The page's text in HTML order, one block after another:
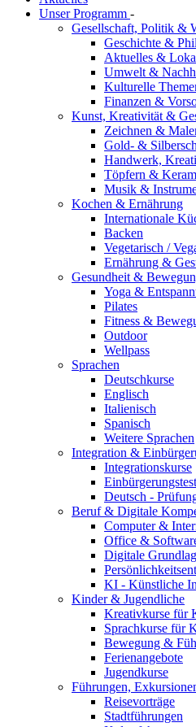
Unser Programm -
Gesellschaft, Politik &
Geschichte &
Aktuelles &
Umwelt &
Kulturelle
Finanzen &
Kunst, Kreativität &
Zeichnen &
Gold- &
Handwerk,
Töpfern &
Musik &
Kochen & Ernährung
Internationale
Backen
Vegetarisch /
Ernährung &
Gesundheit &
Yoga &
Pilates
Fitness &
Outdoor
Wellpass
Sprachen
Deutschkurse
Englisch
Italienisch
Spanisch
Weitere Sprachen
Integration &
Integrationskurse
Einbürgerungstest
Deutsch -
Beruf & Digitale
Computer &
Office &
Digitale
KI - Künstliche
Kinder & Jugendliche
Kreativkurse für
Sprachkurse für
Bewegung &
Ferienangebote
Jugendkurse
Führungen,
Reisevorträge
Stadtführungen